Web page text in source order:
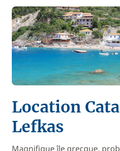
Location
Lefkas
Magnifique île grecque,